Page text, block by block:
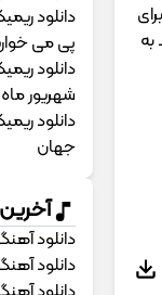
دانلود
پی می
دانلود
شهریور ماه 1404
دانلود
جهان
دانلود
دانلود